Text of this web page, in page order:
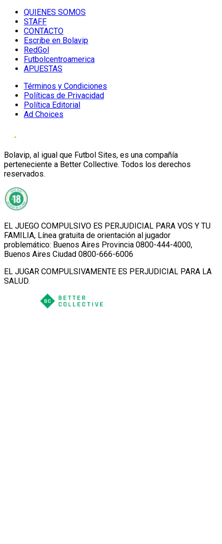
QUIENES SOMOS
STAFF
CONTACTO
Escribe en Bolavip
RedGol
Futbolcentroamerica
APUESTAS
Términos y Condiciones
Políticas de Privacidad
Política Editorial
Ad Choices
Bolavip, al igual que Futbol Sites, es una compañía
perteneciente a Better Collective. Todos los derechos
reservados.
EL JUEGO COMPULSIVO ES PERJUDICIAL PARA VOS Y TU
FAMILIA, Línea gratuita de orientación al jugador
problemático: Buenos Aires Provincia 0800-444-4000,
Buenos Aires Ciudad 0800-666-6006
EL JUGAR COMPULSIVAMENTE ES PERJUDICIAL PARA LA
SALUD.